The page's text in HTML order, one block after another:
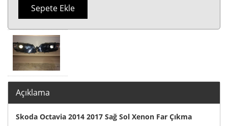
Sepete Ekle
Açıklama
Skoda Octavia 2014 2017 Sağ Sol Xenon Far Çıkma